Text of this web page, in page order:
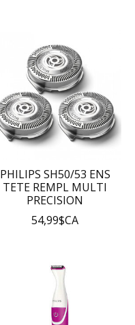
PHILIPS SH50/53 ENS
TETE REMPL MULTI
PRECISION
54,99$CA